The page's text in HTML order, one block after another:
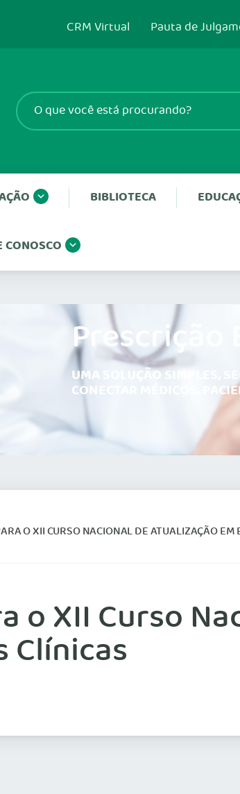
CRM Virtual Pauta de
BIBLIOTECA
CONOSCO
Prescrição
UMA SOLUÇÃO SIMPLES,
CONECTAR MÉDICOS,
XII CURSO NACIONAL DE ATUALIZAÇÃO EM
o XII Curso
Clínicas